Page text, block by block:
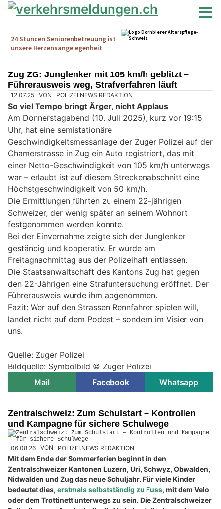
Zug ZG: Junglenker mit 105 km/h geblitzt –
Führerausweis weg, Strafverfahren läuft
12.07.25 VON POLIZEI.NEWS REDAKTION
So viel Tempo bringt Ärger, nicht Applaus
Am Donnerstagabend (10. Juli 2025), kurz vor 19:15
Uhr, hat eine semistationäre
Geschwindigkeitsmessanlage der Zuger Polizei auf der
Chamerstrasse in Zug ein Auto registriert, das mit
einer Netto-Geschwindigkeit von 105 km/h unterwegs
war – erlaubt ist auf diesem Streckenabschnitt eine
Höchstgeschwindigkeit von 50 km/h.
Die Ermittlungen führten zu einem 22-jährigen
Schweizer, der wenig später an seinem Wohnort
festgenommen werden konnte.
Bei der Einvernahme zeigte sich der Junglenker
geständig und kooperativ. Er wurde am
Freitagnachmittag aus der Polizeihaft entlassen.
Die Staatsanwaltschaft des Kantons Zug hat gegen
den 22-Jährigen eine Strafuntersuchung eröffnet. Der
Führerausweis wurde ihm abgenommen.
Fazit: Wer auf den Strassen Rennfahrer spielen will,
landet nicht auf dem Podest – sondern im Visier von
uns.
Quelle: Zuger Polizei
Bildquelle: Symbolbild © Zuger Polizei
Mail
Facebook Whatsapp
Zentralschweiz: Zum Schulstart – Kontrollen
und Kampagne für sichere Schulwege
06.08.26 VON POLIZEI.NEWS REDAKTION
Mit dem Ende der Sommerferien beginnt in den
Zentralschweizer Kantonen Luzern, Uri, Schwyz, Obwalden,
Nidwalden und Zug das neue Schuljahr. Für viele Kinder
bedeutet dies, erstmals selbstständig zu Fuss, mit dem Velo
oder dem Trottinett unterwegs zu sein. Die Zentralschweizer